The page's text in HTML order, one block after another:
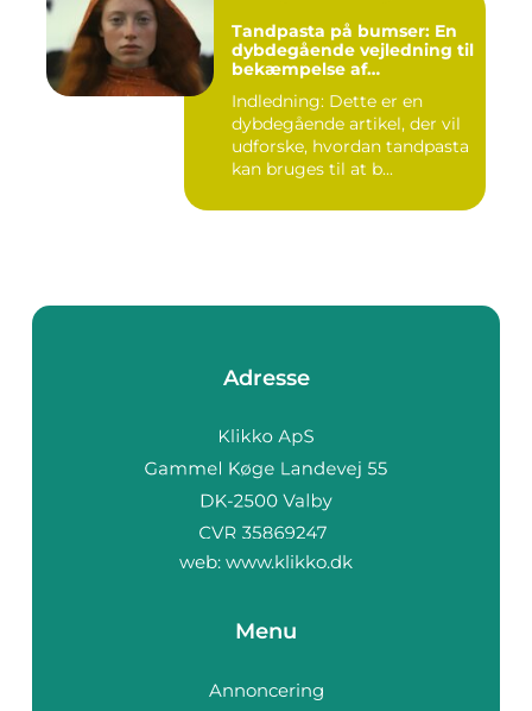
Tandpasta på bumser: En
dybdegående vejledning til
bekæmpelse af
Indledning: Dette er en
dybdegående artikel, der vil
udforske, hvordan tandpasta
kan bruges til at b...
Adresse
web: www.klikko.dk
Menu
Annoncering